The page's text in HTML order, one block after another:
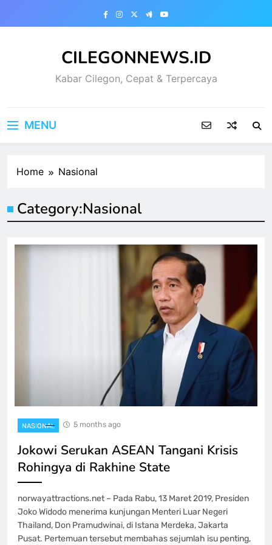
CILEGONNEWS.ID
Kabar Cilegon, Cepat & Terpercaya
MENU
Home Nasional
Category:Nasional
NASIONAL 5 months ago
Jokowi Serukan ASEAN Tangani Krisis
Rohingya di Rakhine State
norwayattractions.net – Pada Rabu, 13 Maret 2019, Presiden
Joko Widodo menerima kunjungan Menteri Luar Negeri
Thailand, Don Pramudwinai, di Istana Merdeka, Jakarta
Pusat. Pertemuan tersebut membahas sejumlah isu penting,